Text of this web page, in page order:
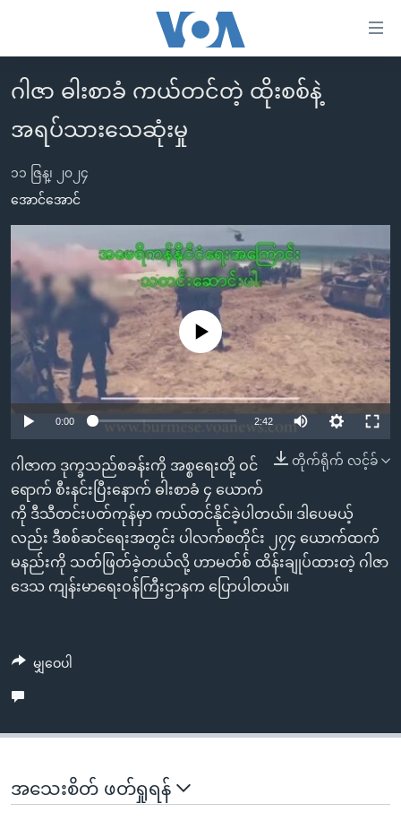
လွယ်ကူ
သည့်
Link
များ
အကြောင်းအရာ
ကျော်
ကြည့်
ရန်
အ
ညွန်း
စာမျက်နှာ
ကျော်
ကြည့်
ရှာဖွေ
ရန်
မူလစာမျက်နှာ
မြန်မာ
နိုင်ငံတကာ
အမေရိကန်
အစ္စရေး-ပါလက်စတိုင်း
ဗွီဒီယို
သတင်းလွတ်လပ်ခွင့်
ရပ်ဝန်းတခု လမ်းတခု အလွန်
အင်္ဂလိပ်စာလေ့လာမယ်
အမေရိကန်သုံးအီဒီယံ
မကြေးမုံရဲ့ အင်္ဂလိပ်စာ
ရုပ်ရှင်ထဲက အင်္ဂလိပ်စာ
သုတပဒေသာ အင်္ဂလိပ်စာ
အပတ်စဉ်ကဏ္ဍများ
ရေဒီယို
တီဗွီ
ရေဒီယိုနှင့်ရုပ်သံ အချက်အလက်များ
ရေဒီယို/တီဗွီအစီအစဉ်
Learning English
ဗွီအိုအေ လူမှုကွန်ယက်များ
ဘာသာစကားများ
ဂါဇာ ဓါးစာခံ ကယ်တင်တဲ့ ထိုးစစ်နဲ့
အရပ်သားသေဆုံးမှု
၁၁ ဇြန္၊ ၂၀၂၄
အောင်အောင်
No media source currently available
0:00 2:42
တိုက်ရိုက် လင့်ခ်
ဂါဇာက ဒုက္ခသည်စခန်းကို အစ္စရေးတို့ ဝင်
ရောက် စီးနင်းပြီးနောက် ဓါးစာခံ ၄ ယောက်
ကို ဒီသီတင်းပတ်ကုန်မှာ ကယ်တင်နိုင်ခဲ့ပါတယ်။ ဒါပေမယ့်
လည်း ဒီစစ်ဆင်ရေးအတွင်း ပါလက်စတိုင်း ၂၇၄ ယောက်ထက်
မနည်းကို သတ်ဖြတ်ခဲ့တယ်လို့ ဟာမတ်စ် ထိန်းချုပ်ထားတဲ့ ဂါဇာ
ဒေသ ကျန်းမာရေးဝန်ကြီးဌာနက ပြောပါတယ်။
မျှဝေပါ
အသေးစိတ် ဖတ်ရှုရန်